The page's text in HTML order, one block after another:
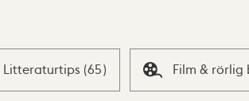
Litteraturtips (65) Film & rörlig